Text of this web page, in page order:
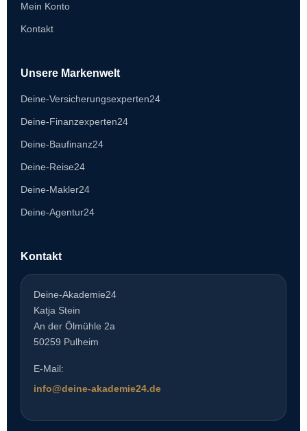
Mein Konto
Kontakt
Unsere Markenwelt
Deine-Versicherungsexperten24
Deine-Finanzexperten24
Deine-Baufinanz24
Deine-Reise24
Deine-Makler24
Deine-Agentur24
Kontakt
Deine-Akademie24
Katja Stein
An der Ölmühle 2a
50259 Pulheim
E-Mail:
info@deine-akademie24.de